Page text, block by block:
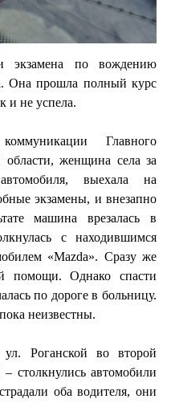
экзамена по вождению
Она прошла полный курс
и не успела.
Главного
женщина села за
выехала на
экзамены, и внезапно
машина врезалась в
с находившимся
«Mazda». Сразу же
помощи. Однако спасти
по дороге в больницу.
неизвестны.
Роганской во второй
столкнулись автомобили
оба водителя, они